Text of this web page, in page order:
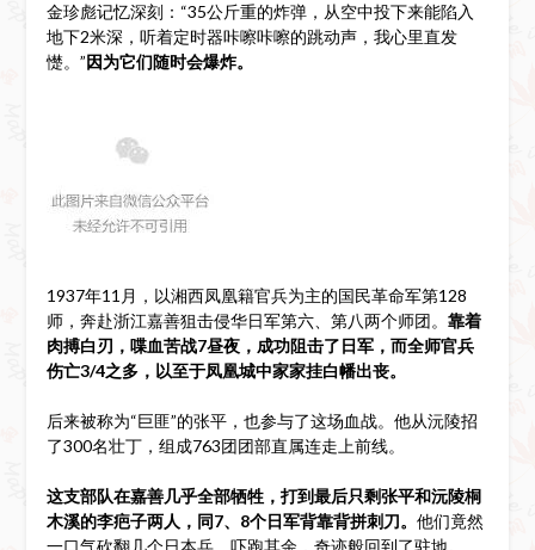
金珍彪记忆深刻：“35公斤重的炸弹，从空中投下来能陷入
地下2米深，听着定时器咔嚓咔嚓的跳动声，我心里直发
憷。”因为它们随时会爆炸。
1937年11月，以湘西凤凰籍官兵为主的国民革命军第128
师，奔赴浙江嘉善狙击侵华日军第六、第八两个师团。 靠着
肉搏白刃，喋血苦战7昼夜，成功阻击了日军，而全师官兵
伤亡3/4之多，以至于凤凰城中家家挂白幡出丧。
后来被称为“巨匪”的张平，也参与了这场血战。他从沅陵招
了300名壮丁，组成763团团部直属连走上前线。
这支部队在嘉善几乎全部牺牲，打到最后只剩张平和沅陵桐
木溪的李疤子两人，同7、8个日军背靠背拼刺刀。 他们竟然